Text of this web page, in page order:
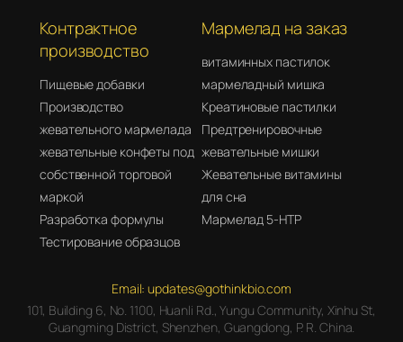
Контрактное
производство
Пищевые добавки
Производство
жевательного мармелада
жевательные конфеты под
собственной торговой
маркой
Разработка формулы
Тестирование образцов
Мармелад на заказ
витаминных пастилок
мармеладный мишка
Креатиновые пастилки
Предтренировочные
жевательные мишки
Жевательные витамины
для сна
Мармелад 5-HTP
Email:updates@gothinkbio.com
101, Building 6, No. 1100, Huanli Rd., Yungu Community, Xinhu St,
Guangming District, Shenzhen, Guangdong, P. R. China.